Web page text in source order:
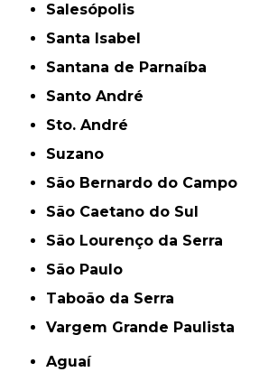
Salesópolis
Santa Isabel
Santana de Parnaíba
Santo André
Sto. André
Suzano
São Bernardo do Campo
São Caetano do Sul
São Lourenço da Serra
São Paulo
Taboão da Serra
Vargem Grande Paulista
Aguaí